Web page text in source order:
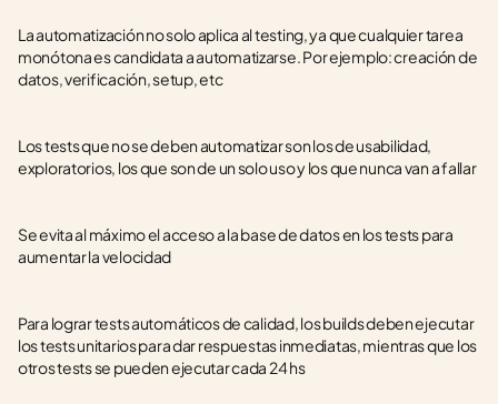
La automatización no solo aplica al testing, ya que cualquier tarea
monótona es candidata a automatizarse. Por ejemplo: creación de
datos, verificación, setup, etc
Los tests que no se deben automatizar son los de usabilidad,
exploratorios, los que son de un solo uso y los que nunca van a fallar
Se evita al máximo el acceso a la base de datos en los tests para
aumentar la velocidad
Para lograr tests automáticos de calidad, los builds deben ejecutar
los tests unitarios para dar respuestas inmediatas, mientras que los
otros tests se pueden ejecutar cada 24 hs